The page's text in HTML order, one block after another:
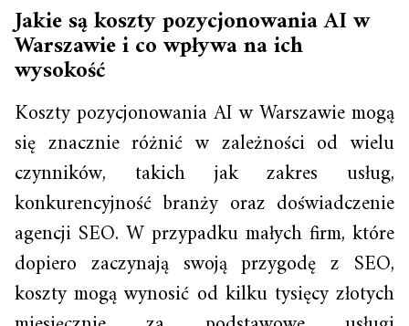
Jakie są koszty pozycjonowania AI w
Warszawie i co wpływa na ich
wysokość
Koszty pozycjonowania AI w Warszawie mogą
się znacznie różnić w zależności od wielu
czynników, takich jak zakres usług,
konkurencyjność branży oraz doświadczenie
agencji SEO. W przypadku małych firm, które
dopiero zaczynają swoją przygodę z SEO,
koszty mogą wynosić od kilku tysięcy złotych